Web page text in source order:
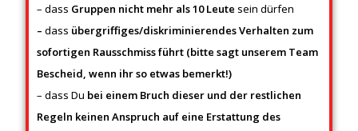
– dass Gruppen nicht mehr als 10 Leute sein dürfen
–dass übergriffiges/diskriminierendes Verhalten zum
sofortigen Rausschmiss führt (bitte sagt unserem Team
Bescheid, wenn ihr so etwas bemerkt!)
– dass Du bei einem Bruch dieser und der restlichen
Regeln keinen Anspruch auf eine Erstattung des